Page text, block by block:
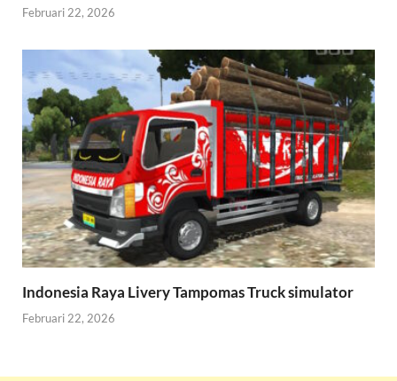
Februari 22, 2026
Indonesia Raya Livery Tampomas Truck simulator
Februari 22, 2026